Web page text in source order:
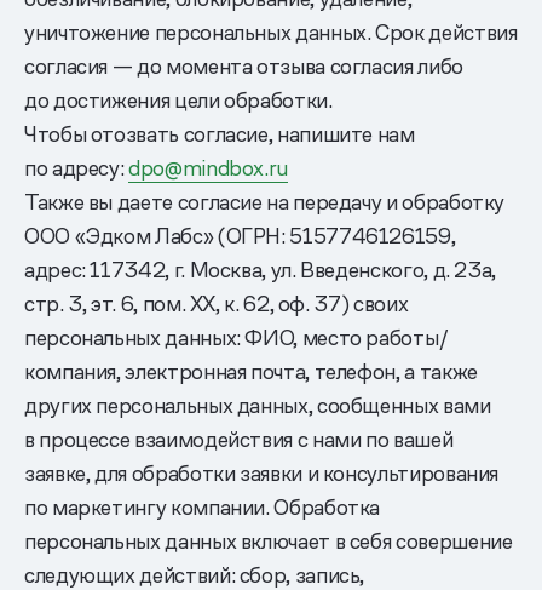
уничтожение персональных данных. Срок действия
согласия — до момента отзыва согласия либо
до достижения цели обработки.
Чтобы отозвать согласие, напишите нам
по адресу:dpo@mindbox.ru
Также вы даете согласие на передачу и обработку
ООО «Эдком Лабс» (ОГРН: 5157746126159,
адрес: 117342, г. Москва, ул. Введенского, д. 23а,
стр. 3, эт. 6, пом. XX, к. 62, оф. 37) своих
персональных данных: ФИО, место работы/
компания, электронная почта, телефон, а также
других персональных данных, сообщенных вами
в процессе взаимодействия с нами по вашей
заявке, для обработки заявки и консультирования
по маркетингу компании. Обработка
персональных данных включает в себя совершение
следующих действий: сбор, запись,